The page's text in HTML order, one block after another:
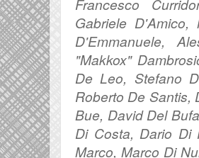
Francesco
Gabriele D'Amico,
D'Emmanuele,
"Makkox"
De Leo, Stefano
Roberto De Santis,
Bue, David Del
Di Costa, Dario Di
Marco, Marco Di